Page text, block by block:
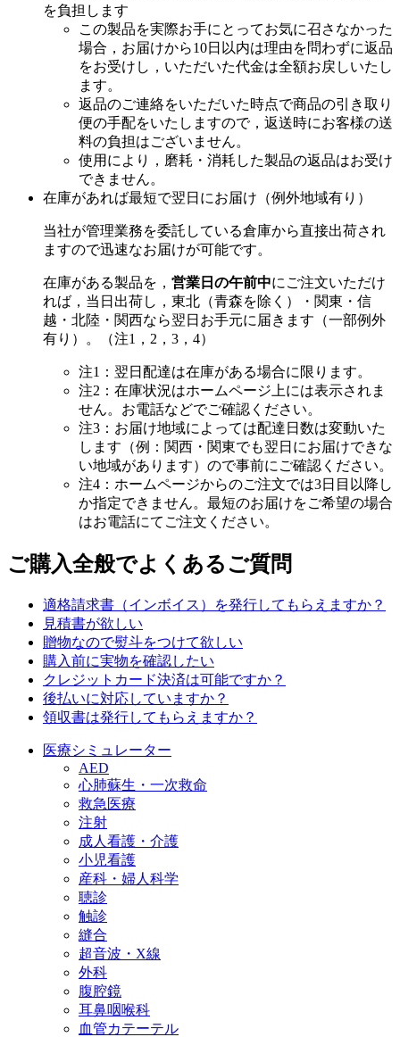
を負担します
この製品を実際お手にとってお気に召さなかった
場合，お届けから10日以内は理由を問わずに返品
をお受けし，いただいた代金は全額お戻しいたし
ます。
返品のご連絡をいただいた時点で商品の引き取り
便の手配をいたしますので，返送時にお客様の送
料の負担はございません。
使用により，磨耗・消耗した製品の返品はお受け
できません。
在庫があれば最短で翌日にお届け（例外地域有り）
当社が管理業務を委託している倉庫から直接出荷され
ますので迅速なお届けが可能です。
在庫がある製品を， 営業日の午前中にご注文いただけ
れば，当日出荷し，東北（青森を除く）・関東・信
越・北陸・関西なら翌日お手元に届きます（一部例外
有り）。（注1，2，3，4）
注1：翌日配達は在庫がある場合に限ります。
注2：在庫状況はホームページ上には表示されま
せん。お電話などでご確認ください。
注3：お届け地域によっては配達日数は変動いた
します（例：関西・関東でも翌日にお届けできな
い地域があります）ので事前にご確認ください。
注4：ホームページからのご注文では3日目以降し
か指定できません。最短のお届けをご希望の場合
はお電話にてご注文ください。
ご購入全般でよくあるご質問
適格請求書（インボイス）を発行してもらえますか？
見積書が欲しい
贈物なので熨斗をつけて欲しい
購入前に実物を確認したい
クレジットカード決済は可能ですか？
後払いに対応していますか？
領収書は発行してもらえますか？
医療シミュレーター
AED
心肺蘇生・一次救命
救急医療
注射
成人看護・介護
小児看護
産科・婦人科学
聴診
触診
縫合
超音波・X線
外科
腹腔鏡
耳鼻咽喉科
血管カテーテル